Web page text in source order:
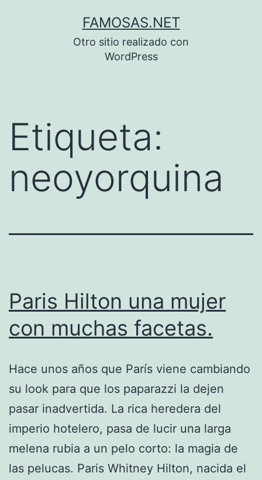
FAMOSAS.NET
Otro sitio realizado con
WordPress
Etiqueta:
neoyorquina
Paris Hilton una mujer
con muchas facetas.
Hace unos años que París viene cambiando
su look para que los paparazzi la dejen
pasar inadvertida. La rica heredera del
imperio hotelero, pasa de lucir una larga
melena rubia a un pelo corto: la magia de
las pelucas. Paris Whitney Hilton, nacida el